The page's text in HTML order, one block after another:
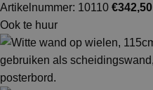
Artikelnummer: 10110 €342,50
Ook te huur